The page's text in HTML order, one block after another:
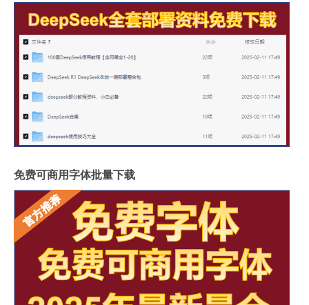
免费可商用字体批量下载